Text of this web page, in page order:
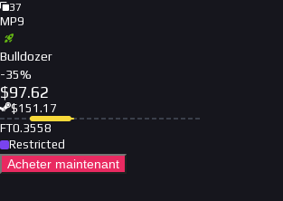
37
MP9
Bulldozer
-35%
$97.62
$151.17
FT0.3558
Restricted
Acheter maintenant